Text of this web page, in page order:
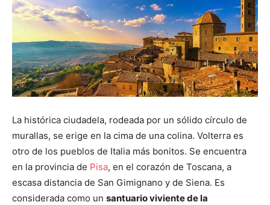
La histórica ciudadela, rodeada por un sólido círculo de
murallas, se erige en la cima de una colina. Volterra es
otro de los pueblos de Italia más bonitos. Se encuentra
en la provincia de Pisa, en el corazón de Toscana, a
escasa distancia de San Gimignano y de Siena. Es
considerada como un santuario viviente de la